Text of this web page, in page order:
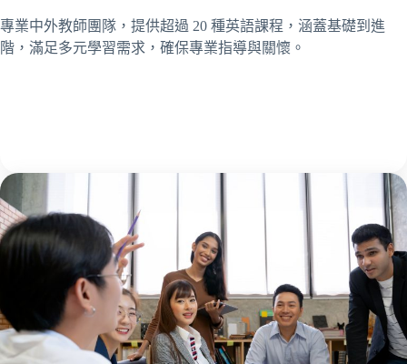
專業中外教師團隊，提供超過 20 種英語課程，涵蓋基礎到進
階，滿足多元學習需求，確保專業指導與關懷。